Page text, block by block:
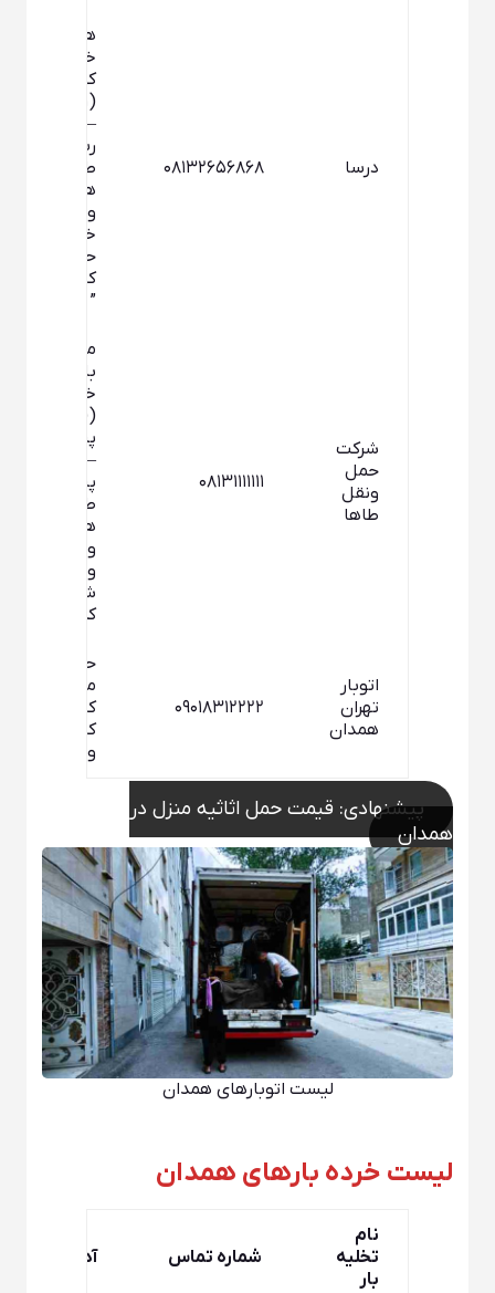
درسا ۰۸۱۳۲۶۵۶۸۶۸
همدان –
خضر –
کوچه دلیران
– خیابان
رسالت –
طبقه
همکف –
واحد
خدمات
حمل و نقل
کالای شهری
” درسا”
شرکت
حمل
ونقل
طاها
۰۸۱۳۱۱۱۱۱۱۱
مریانج –
بلوار ارتش –
خیابان
((فرعی
پیشه وران))
– خیابان
پیشه وران –
طبقه
همکف –
واحد حمل
ونقل کالای
شهری”طاها”
کد “
اتوبار
تهران
همدان
۰۹۰۱۸۳۱۲۲۲۲
حمل اثاثیه
منزل با
کامیونت و
کارگر در مبدا
و مقصد
پیشنهادی: قیمت حمل اثاثیه منزل در
همدان
لیست اتوبارهای همدان
لیست خرده بارهای همدان
نام
تخلیه
بار
شماره تماس آدرس